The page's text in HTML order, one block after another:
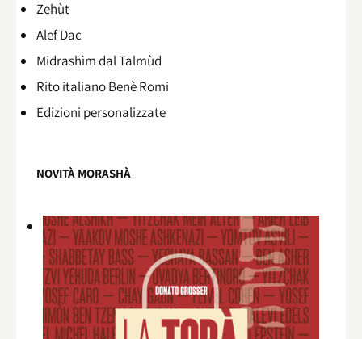
Zehùt
Alef Dac
Midrashìm dal Talmùd
Rito italiano Benè Romi​
Edizioni personalizzate
NOVITÀ MORASHÀ